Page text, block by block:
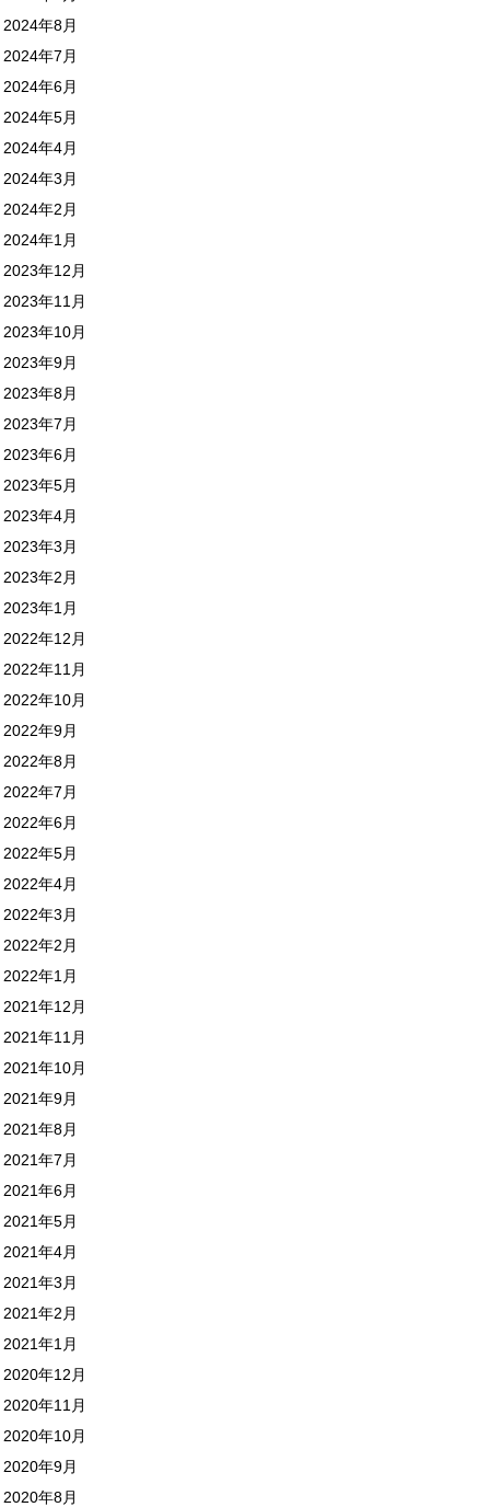
2024年8月
2024年7月
2024年6月
2024年5月
2024年4月
2024年3月
2024年2月
2024年1月
2023年12月
2023年11月
2023年10月
2023年9月
2023年8月
2023年7月
2023年6月
2023年5月
2023年4月
2023年3月
2023年2月
2023年1月
2022年12月
2022年11月
2022年10月
2022年9月
2022年8月
2022年7月
2022年6月
2022年5月
2022年4月
2022年3月
2022年2月
2022年1月
2021年12月
2021年11月
2021年10月
2021年9月
2021年8月
2021年7月
2021年6月
2021年5月
2021年4月
2021年3月
2021年2月
2021年1月
2020年12月
2020年11月
2020年10月
2020年9月
2020年8月